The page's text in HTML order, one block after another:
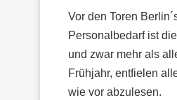
Vor den Toren
Personalbedarf ist
und zwar mehr als
Frühjahr, entfielen
wie vor abzulesen.